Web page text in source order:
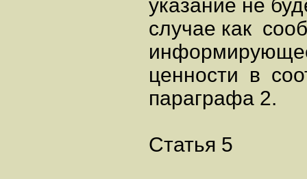
указание не
случае как
ценности в
параграфа 2.
Статья 5